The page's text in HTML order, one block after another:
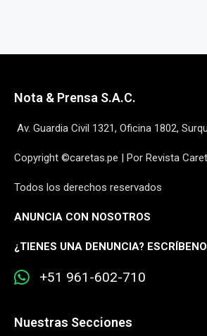
Nota & Prensa S.A.C.
Av. Guardia Civil 1321, Oficina 1802,
Copyright ©caretas.pe | Por Revista
Todos los derechos reservados
ANUNCIA CON NOSOTROS
¿TIENES UNA DENUNCIA?
+51 961-602-710
Nuestras Secciones